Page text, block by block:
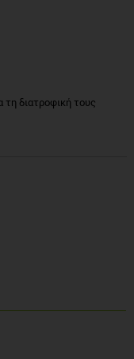
διατροφική τους